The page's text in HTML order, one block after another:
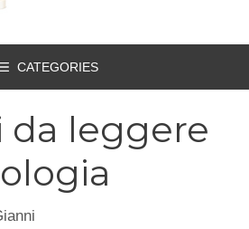
CATEGORIES
da leggere